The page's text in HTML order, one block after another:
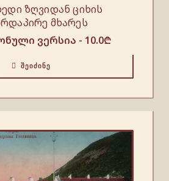
ზღვიდან ციხის
მხარეს
ვერსია - 10.0₾
ᲨᲔᲘᲫᲘᲜᲔ